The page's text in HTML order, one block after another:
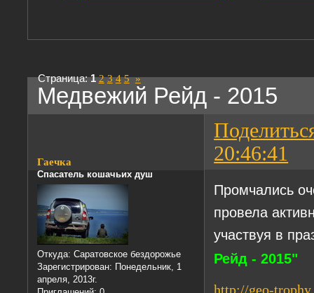
Медвежий Рейд - 2015
Страница:1 2 3 4 5 »
20:46:41
Гаечка
Спасатель кошачьих душ
Откуда: Саратовское бездорожье
Зарегистрирован: Понедельник, 1
апреля, 2013г.
Промчались
провела
участвуя в
Рейд - 2015"
http://geo-